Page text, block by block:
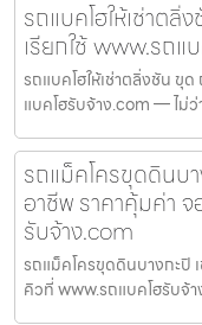
รถแบคโฮให้เช่าตลิ่
เรียกใช้ www.รถแ
รถแบคโฮให้เช่าตลิ่งชัน ขุ
แบคโฮรับจ้าง.com — ไม่
รถแม็คโครขุดดินบ
อาชีพ ราคาคุ้มค่า
รับจ้าง.com
รถแม็คโครขุดดินบางกะปิ
คิวที่ www.รถแบคโฮรับจ้